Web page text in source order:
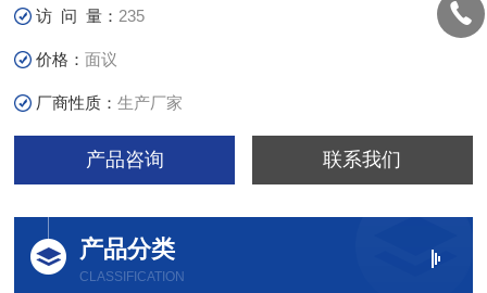
访 问 量： 235
价格：面议
厂商性质：生产厂家
产品咨询 联系我们
产品分类
CLASSIFICATION